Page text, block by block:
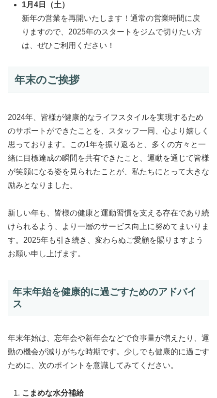
1月4日（土）
新年の営業を再開いたします！通常の営業時間に戻
りますので、2025年のスタートをジムで切りたい方
は、ぜひご利用ください！
年末のご挨拶
2024年、皆様が健康的なライフスタイルを実現するため
のサポートができたことを、スタッフ一同、心より嬉しく
思っております。この1年を振り返ると、多くの方々と一
緒に目標達成の瞬間を共有できたこと、運動を通じて皆様
が笑顔になる姿を見られたことが、私たちにとって大きな
励みとなりました。
新しい年も、皆様の健康と運動習慣を支える存在であり続
けられるよう、より一層のサービス向上に努めてまいりま
す。2025年も引き続き、変わらぬご愛顧を賜りますよう
お願い申し上げます。
年末年始を健康的に過ごすためのアドバイ
ス
年末年始は、忘年会や新年会などで食事量が増えたり、運
動の機会が減りがちな時期です。少しでも健康的に過ごす
ために、次のポイントを意識してみてください。
こまめな水分補給